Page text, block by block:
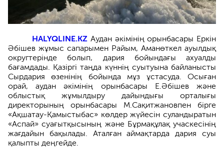
HALYQLINE.KZ Аудан әкімінің орынбасары Еркін
Әбішев жұмыс сапарымен Райым, Аманөткел ауылдық
округтерінде болып, дария бойындағы ахуалды
бағамдады. Қазіргі таңда күннің суытуына байланысты
Сырдария өзенінің бойында мұз ұстасуда. Осыған
орай, аудан әкімінің орынбасары Е.Әбішев және
облыстық жұмылдыру дайындығы орталығы
директорының орынбасары М.Сақитжановпен бірге
«Ақшатау-Қамыстыбас» көлдер жүйесін суландыратын
«Аспай» суағытқысының және Бұрмақұлақ учаскесінің
жағдайын бақылады. Аталған аймақтарда дария суы
қалыпты деңгейде.